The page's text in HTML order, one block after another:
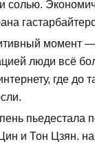
и солью.
момент
люди всё
где до
пьедестала
и Тон Цзян.